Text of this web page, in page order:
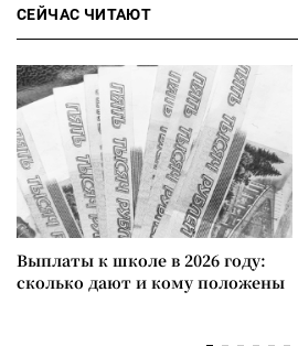
СЕЙЧАС ЧИТАЮТ
Выплаты к школе в 2026 году:
сколько дают и кому положены